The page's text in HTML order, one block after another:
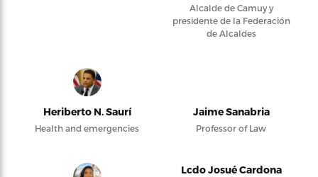
Alcalde de Camuy y
presidente de la Federación
de Alcaldes
Heriberto N. Saurí
Health and emergencies
Jaime Sanabria
Professor of Law
Lcdo Josué Cardona